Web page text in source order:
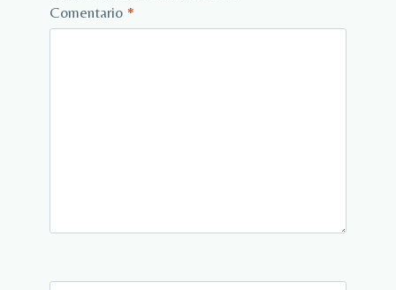
Comentario *